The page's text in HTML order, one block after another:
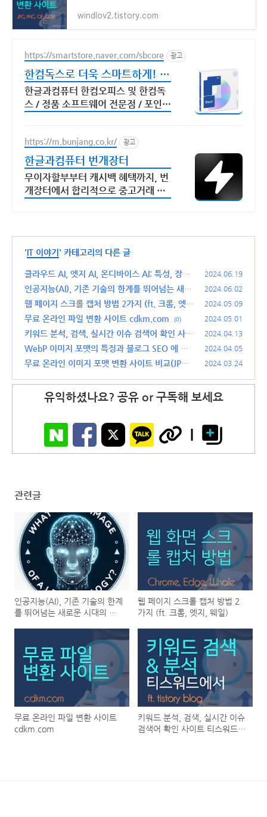
windlov2.tistory.com
https://smartstore.naver.com/sbcore 광고
한컴독스로 더욱 스마트하게! 한
글과컴퓨터 정품 인증점
한글과컴퓨터 한컴오피스 및 한컴독
스 / 정품 소프트웨어 전문점 / 포인트
소프트 등
https://m.bunjang.co.kr/ 광고
한글과컴퓨터 번개장터
무이자할부부터 캐시백 혜택까지, 번
개장터에서 합리적으로 중고거래 하
'IT 이야기 ' 카테고리의 다른 글
클라우드 AI, 엣지 AI, 온디바이스 AI: 특성, 장단
점 및 응용 사례 비교
(0)
2024.06.19
인공지능(AI), 기존 기술의 한계를 뛰어넘는 새로
운 시대의 시작
(1)
2024.06.02
웹 페이지 스크롤 캡처 방법 2가지 (ft. 크롬, 엣
지, 웨일)
(0)
2024.05.09
무료 온라인 파일 변환 사이트 cdkm.com (0) 2024.05.01
키워드 분석, 검색, 실시간 이슈 검색어 확인 사이
트 티스워드 (ft. 티스토리)
(3)
2024.04.13
WebP 이미지 포맷의 특징과 블로그 SEO 에 유
리한 이유는?
(0)
2024.04.05
무료 온라인 이미지 포맷 변환 사이트 비교(JPG,P
2024.03.24
유익하셨나요? 공유 or 구독해 보세요
관련글
인공지능(AI), 기존 기술의 한계
를 뛰어넘는 새로운 시대의 시
웹 페이지 스크롤 캡처 방법 2
가지 (ft. 크롬, 엣지, 웨일)
무료 온라인 파일 변환 사이트
cdkm.com
키워드 분석, 검색, 실시간 이슈
검색어 확인 사이트 티스워드